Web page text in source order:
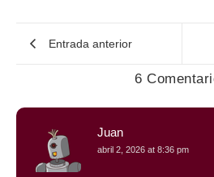
Entrada anterior
6
Juan
abril 2, 2026 at 8:36 pm